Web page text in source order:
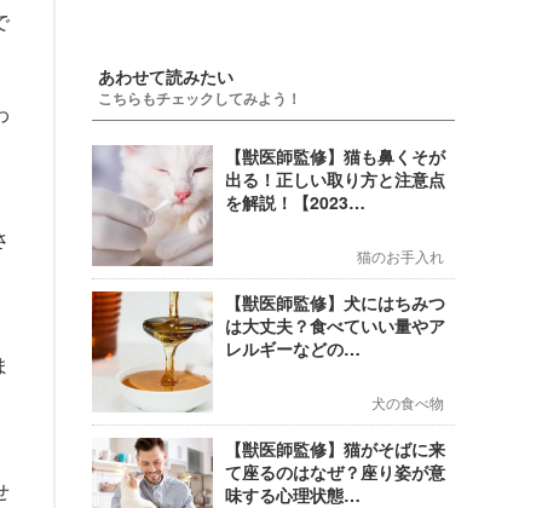
あわせて読みたい
こちらもチェックしてみよう！
【獣医師監修】猫も鼻くそが
出る！正しい取り方と注意点
を解説！【2023…
猫のお手入れ
【獣医師監修】犬にはちみつ
は大丈夫？食べていい量やア
レルギーなどの…
犬の食べ物
【獣医師監修】猫がそばに来
て座るのはなぜ？座り姿が意
味する心理状態…